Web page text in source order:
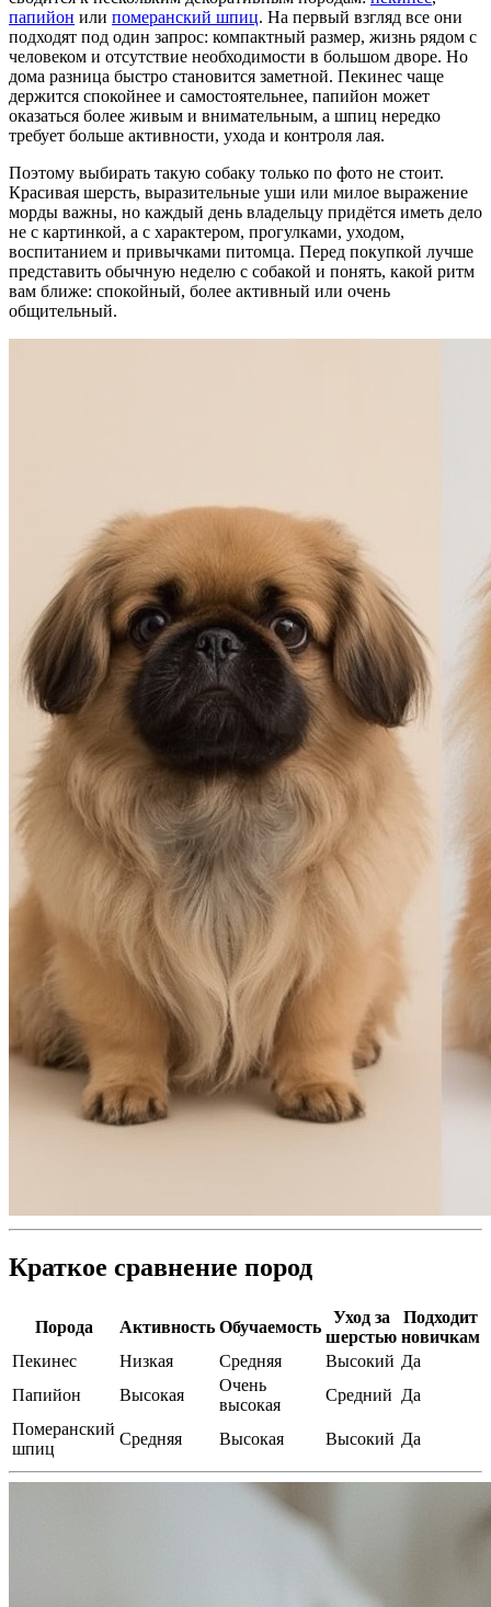
папийон или померанский шпиц. На первый взгляд все они
подходят под один запрос: компактный размер, жизнь рядом с
человеком и отсутствие необходимости в большом дворе. Но
дома разница быстро становится заметной. Пекинес чаще
держится спокойнее и самостоятельнее, папийон может
оказаться более живым и внимательным, а шпиц нередко
требует больше активности, ухода и контроля лая.
Поэтому выбирать такую собаку только по фото не стоит.
Красивая шерсть, выразительные уши или милое выражение
морды важны, но каждый день владельцу придётся иметь дело
не с картинкой, а с характером, прогулками, уходом,
воспитанием и привычками питомца. Перед покупкой лучше
представить обычную неделю с собакой и понять, какой ритм
вам ближе: спокойный, более активный или очень
общительный.
Краткое сравнение пород
Порода Активность Обучаемость
Уход за
шерстью
Подходит
новичкам
Пекинес
Низкая Средняя Высокий Да
Папийон
Высокая
Очень
высокая
Средний Да
Померанский
шпиц
Средняя Высокая Высокий Да